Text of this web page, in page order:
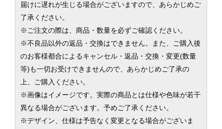
届けに遅れが生じる場合がございますので、あらかじめご
了承ください。
※ご注文の際は、商品・数量を必ずご確認ください。
※不良品以外の返品・交換はできません。また、ご購入後
のお客様都合によるキャンセル・返品・交換・変更(数量
等)も一切お受けできませんので、あらかじめご了承の
上、ご購入ください。
※画像はイメージです。実際の商品とは仕様や色味が若干
異なる場合がございます。予めご了承ください。
※デザイン、仕様は予告なく変更となる場合がございま